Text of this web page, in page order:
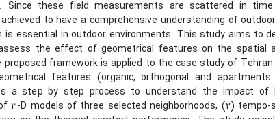
Since these field measurements are scattered in
to have a comprehensive understanding of
is essential in outdoor environments. This study aims to
the effect of geometrical features on the spatial
proposed framework is applied to the case study of
features (organic, orthogonal and
a step by step process to understand the impact of
3-D models of three selected neighborhoods, (2)